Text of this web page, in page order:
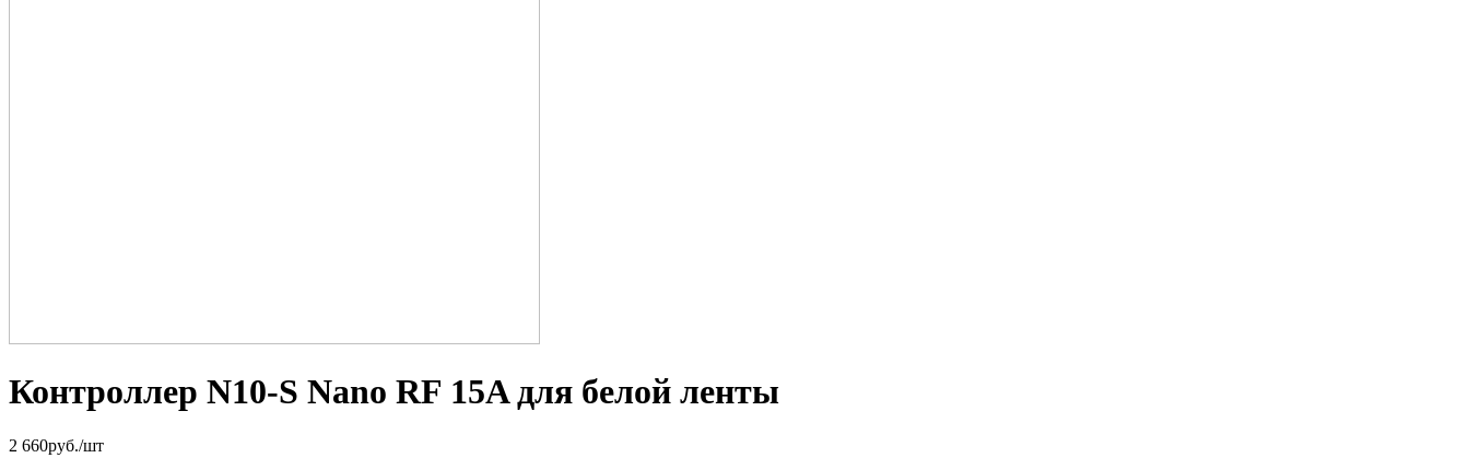
Контроллер N10-S Nano RF 15A для белой ленты
2 660руб./шт